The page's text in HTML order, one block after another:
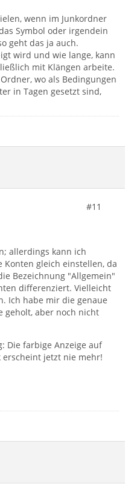
wenn im Junkordner
Symbol oder irgendein
geht das ja auch.
wird und wie lange, kann
mit Klängen arbeite.
wo als Bedingungen
in Tagen gesetzt sind,
#11
allerdings kann ich
gleich einstellen, da
Bezeichnung "Allgemein"
differenziert. Vielleicht
Ich habe mir die genaue
geholt, aber noch nicht
Die farbige Anzeige auf
jetzt nie mehr!